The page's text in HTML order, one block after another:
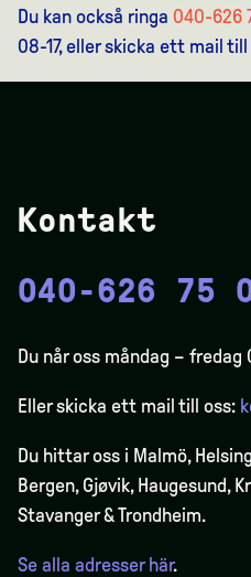
Du kan också ringa 040-626
08-17, eller skicka ett mail till
Kontakt
040-626 75
Du når oss måndag – fredag
Eller skicka ett mail till oss:
Du hittar oss i Malmö,
Bergen,Gjøvik, Haugesund,
Stavanger & Trondheim.
Se alla adresser här.